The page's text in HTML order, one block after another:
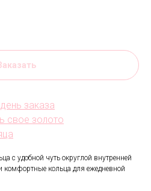
заказа
свое золото
с удобной чуть округлой внутренней
комфортные кольца для ежедневной